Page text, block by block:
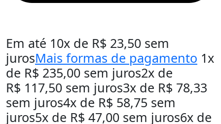
Em até 10x de R$ 23,50 sem
jurosMais formas de pagamento 1x
de R$ 235,00 sem juros2x de
R$ 117,50 sem juros3x de R$ 78,33
sem juros4x de R$ 58,75 sem
juros5x de R$ 47,00 sem juros6x de